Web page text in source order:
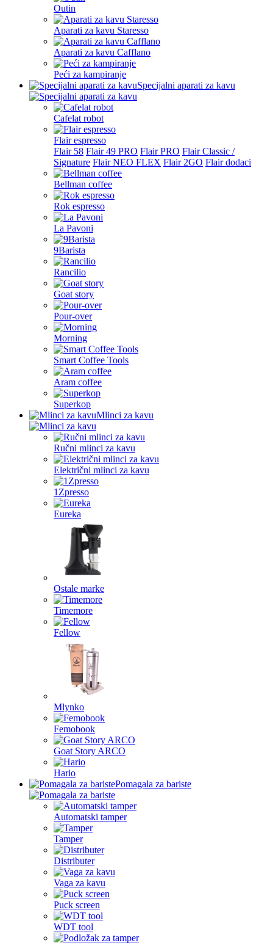
Outin
Aparati za kavu Staresso
Aparati za kavu Cafflano
Peći za kampiranje
Specijalni aparati za kavu
Cafelat robot
Flair espresso
Flair 58 Flair 49 PRO Flair PRO Flair Classic /
Signature Flair NEO FLEX Flair 2GO Flair dodaci
Bellman coffee
Rok espresso
La Pavoni
9Barista
Rancilio
Goat story
Pour-over
Morning
Smart Coffee Tools
Aram coffee
Superkop
Mlinci za kavu
Ručni mlinci za kavu
Električni mlinci za kavu
1Zpresso
Eureka
Ostale marke
Timemore
Fellow
Mlynko
Femobook
Goat Story ARCO
Hario
Pomagala za bariste
Automatski tamper
Tamper
Distributer
Vaga za kavu
Puck screen
WDT tool